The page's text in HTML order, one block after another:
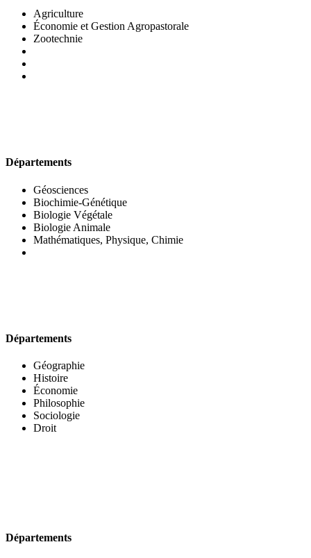
Agriculture
Économie et Gestion Agropastorale
Zootechnie
Départements
Géosciences
Biochimie-Génétique
Biologie Végétale
Biologie Animale
Mathématiques, Physique, Chimie
Départements
Géographie
Histoire
Économie
Philosophie
Sociologie
Droit
Départements